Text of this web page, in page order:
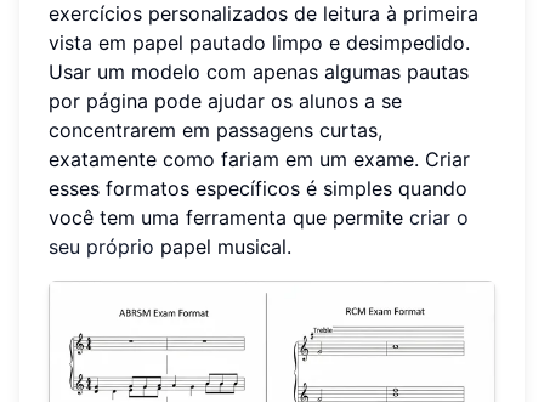
exercícios personalizados de leitura à primeira
vista em papel pautado limpo e desimpedido.
Usar um modelo com apenas algumas pautas
por página pode ajudar os alunos a se
concentrarem em passagens curtas,
exatamente como fariam em um exame. Criar
esses formatos específicos é simples quando
você tem uma ferramenta que permite criar o
seu próprio papel musical.